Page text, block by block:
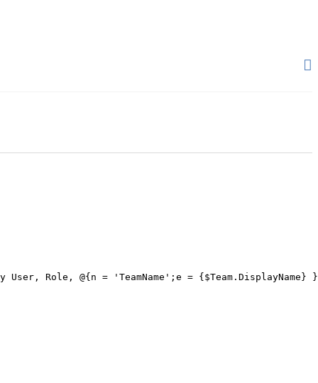
Role, @{n = 'TeamName';e = {$Team.DisplayName} }